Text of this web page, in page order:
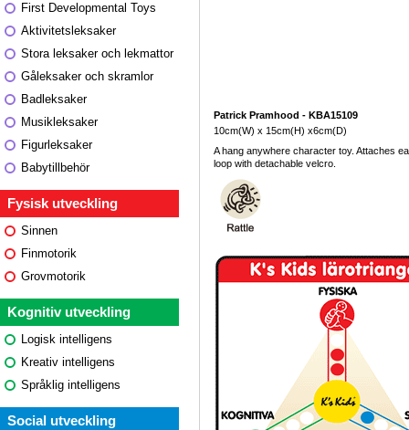
First Developmental Toys
Aktivitetsleksaker
Stora leksaker och lekmattor
Gåleksaker och skramlor
Badleksaker
Musikleksaker
Figurleksaker
Babytillbehör
Fysisk utveckling
Sinnen
Finmotorik
Grovmotorik
Kognitiv utveckling
Logisk intelligens
Kreativ intelligens
Språklig intelligens
Social utveckling
Patrick Pramhood - KBA15109
10cm(W) x 15cm(H) x6cm(D)
A hang anywhere character toy. Attaches
loop with detachable velcro.